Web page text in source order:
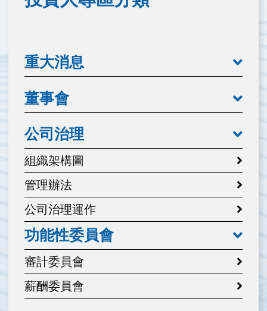
重大消息
董事會
公司治理
組織架構圖
管理辦法
公司治理運作
功能性委員會
審計委員會
薪酬委員會